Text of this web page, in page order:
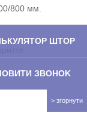
800 мм.
ШТОР
ЗBOHOK